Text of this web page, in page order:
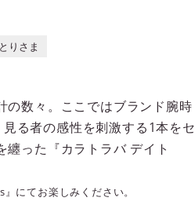
りさま
の数々。ここではブランド腕時
る者の感性を刺激する1本をセ
った『カラトラバ デイト
にてお楽しみください。